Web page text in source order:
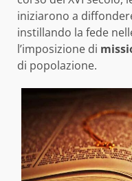
iniziarono a
instillando la fede
l’imposizione di
di popolazione.